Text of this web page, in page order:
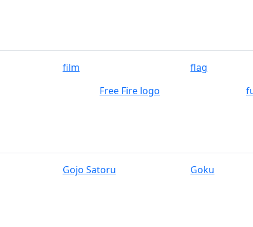
film flag
Free Fire logo
Gojo Satoru Goku